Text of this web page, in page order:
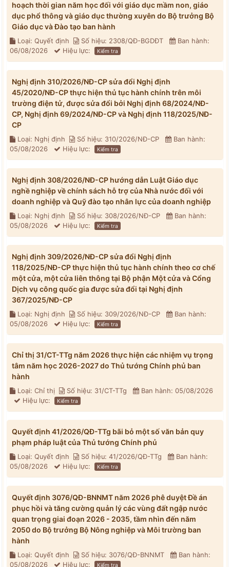
hoạch thời gian năm học đối với giáo dục mầm non, giáo
dục phổ thông và giáo dục thường xuyên do Bộ trưởng Bộ
Giáo dục và Đào tạo ban hành
Loại: Quyết định Số hiệu: 2308/QĐ-BGDĐT
Ban hành:
06/08/2026
Hiệu lực: Kiểm tra
Nghị định 310/2026/NĐ-CP sửa đổi Nghị định
45/2020/NĐ-CP thực hiện thủ tục hành chính trên môi
trường điện tử, được sửa đổi bởi Nghị định 68/2024/NĐ-
CP, Nghị định 69/2024/NĐ-CP và Nghị định 118/2025/NĐ-
CP
Loại: Nghị định Số hiệu: 310/2026/NĐ-CP
Ban hành:
05/08/2026
Hiệu lực: Kiểm tra
Nghị định 308/2026/NĐ-CP hướng dẫn Luật Giáo dục
nghề nghiệp về chính sách hỗ trợ của Nhà nước đối với
doanh nghiệp và Quỹ đào tạo nhân lực của doanh nghiệp
Loại: Nghị định Số hiệu: 308/2026/NĐ-CP
Ban hành:
05/08/2026
Hiệu lực: Kiểm tra
Nghị định 309/2026/NĐ-CP sửa đổi Nghị định
118/2025/NĐ-CP thực hiện thủ tục hành chính theo cơ chế
một cửa, một cửa liên thông tại Bộ phận Một cửa và Cổng
Dịch vụ công quốc gia được sửa đổi tại Nghị định
367/2025/NĐ-CP
Loại: Nghị định Số hiệu: 309/2026/NĐ-CP
Ban hành:
05/08/2026
Hiệu lực: Kiểm tra
Chỉ thị 31/CT-TTg năm 2026 thực hiện các nhiệm vụ trọng
tâm năm học 2026-2027 do Thủ tướng Chính phủ ban
hành
Loại: Chỉ thị Số hiệu: 31/CT-TTg
Ban hành: 05/08/2026
Hiệu lực:
Kiểm tra
Quyết định 41/2026/QĐ-TTg bãi bỏ một số văn bản quy
phạm pháp luật của Thủ tướng Chính phủ
Loại: Quyết định Số hiệu: 41/2026/QĐ-TTg
Ban hành:
05/08/2026
Hiệu lực: Kiểm tra
Quyết định 3076/QĐ-BNNMT năm 2026 phê duyệt Đề án
phục hồi và tăng cường quản lý các vùng đất ngập nước
quan trọng giai đoạn 2026 - 2035, tầm nhìn đến năm
2050 do Bộ trưởng Bộ Nông nghiệp và Môi trường ban
hành
Loại: Quyết định Số hiệu: 3076/QĐ-BNNMT
Ban hành:
05/08/2026
Hiệu lực: Kiểm tra